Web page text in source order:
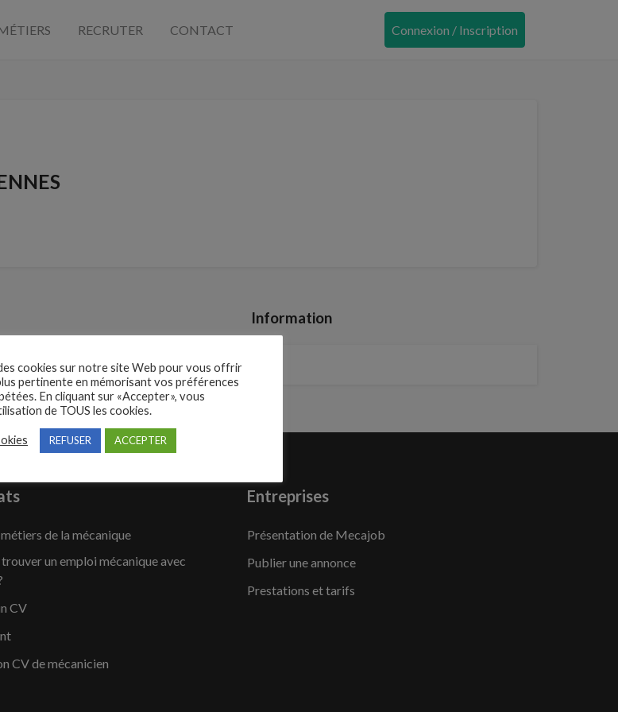
RECRUTER CONTACT Connexion / Inscription
Information
de la mécanique
un emploi mécanique avec
CV
CV de mécanicien
Entreprises
Présentation de Mecajob
Publier une annonce
Prestations et tarifs
cookies sur notre site Web pour vous offrir
pertinente en mémorisant vos préférences
En cliquant sur «Accepter», vous
de TOUS les cookies.
REFUSER ACCEPTER